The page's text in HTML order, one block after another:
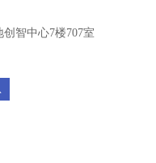
智中心7楼707室